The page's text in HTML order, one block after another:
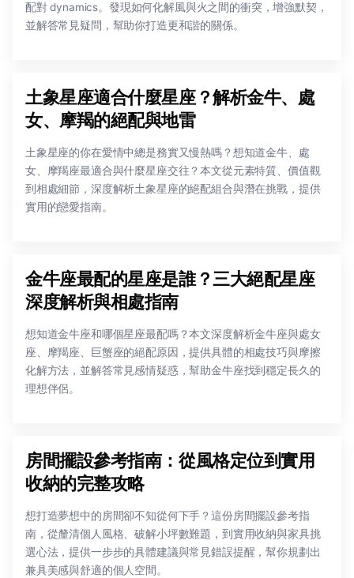
配對 dynamics。發現如何化解風與火之間的衝突，增強默契，
並解答常見疑問，幫助你打造更和諧的關係。
土象星座適合什麼星座？解析金牛、處
女、摩羯的絕配與地雷
土象星座的你在愛情中總是務實又慢熱嗎？想知道金牛、處
女、摩羯座最適合與什麼星座交往？本文從元素特質、價值觀
到相處細節，深度解析土象星座的絕配組合與潛在挑戰，提供
實用的戀愛指南。
金牛座最配的星座是誰？三大絕配星座
深度解析與相處指南
想知道金牛座和哪個星座最配嗎？本文深度解析金牛座與處女
座、摩羯座、巨蟹座的絕配原因，提供具體的相處技巧與摩擦
化解方法，並解答常見感情疑惑，幫助金牛座找到穩定長久的
理想伴侶。
房間擺設參考指南：從風格定位到實用
收納的完整攻略
想打造夢想中的房間卻不知從何下手？這份房間擺設參考指
南，從釐清個人風格、破解小坪數難題，到實用收納與家具挑
選心法，提供一步步的具體建議與常見錯誤提醒，幫你規劃出
兼具美感與舒適的個人空間。